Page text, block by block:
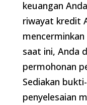
keuangan
riwayat kredit
saat ini, Anda
permohonan
Sediakan
penyelesaian